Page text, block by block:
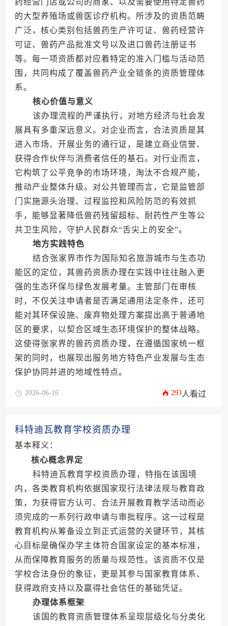
药经营门店或公司的商家、以及需要使用特定兽药
的大型养殖场或兽医诊疗机构。所涉及的资质范畴
广泛，核心类别包括兽药生产许可证、兽药经营许
可证、兽药产品批准文号以及进口兽药注册证书
等。每一项资质都对应着特定的准入门槛与活动范
围，共同构成了覆盖兽药产业全链条的资质管理体
系。
核心价值与意义
该办理流程的严谨执行，对地方经济与社会发
展具有多重深远意义。对企业而言，合法资质是其
进入市场、开展业务的通行证，是建立商业信誉、
获得合作伙伴与消费者信任的基石。对行业而言，
它构筑了公平竞争的市场环境，淘汰不合规产能，
推动产业整体升级。对公共管理而言，它是监管部
门实施源头治理、过程监控和风险防范的有效抓
手，能够显著降低兽药残留超标、耐药性产生等公
共卫生风险，守护人民群众“舌尖上的安全”。
地方实践特色
结合张家界市作为国际知名旅游城市与生态功
能区的定位，其兽药资质办理在实践中往往融入更
强的生态环保与绿色发展考量。主管部门在审核
时，不仅关注申请者是否满足通用法定条件，还可
能对其环保设施、废弃物处理方案提出高于普通地
区的要求，以契合区域生态环境保护的整体战略。
这使得张家界的兽药资质办理，在遵循国家统一框
架的同时，也展现出服务地方特色产业发展与生态
保护协同并进的地域性特点。
2026-06-16 293人看过
科特迪瓦教育学校资质办理
基本释义：
核心概念界定
科特迪瓦教育学校资质办理，特指在该国境
内，各类教育机构依据国家现行法律法规与教育政
策，为获得官方认可、合法开展教育教学活动而必
须完成的一系列行政申请与审批程序。这一过程是
教育机构从筹备设立到正式运营的关键环节，其核
心目标是确保办学主体符合国家设定的基本标准，
从而保障教育服务的质量与规范性。该资质不仅是
学校合法身份的象征，更是其参与国家教育体系、
获得政府支持以及赢得社会信任的基础凭证。
办理体系框架
该国的教育资质管理体系呈现层级化与分类化